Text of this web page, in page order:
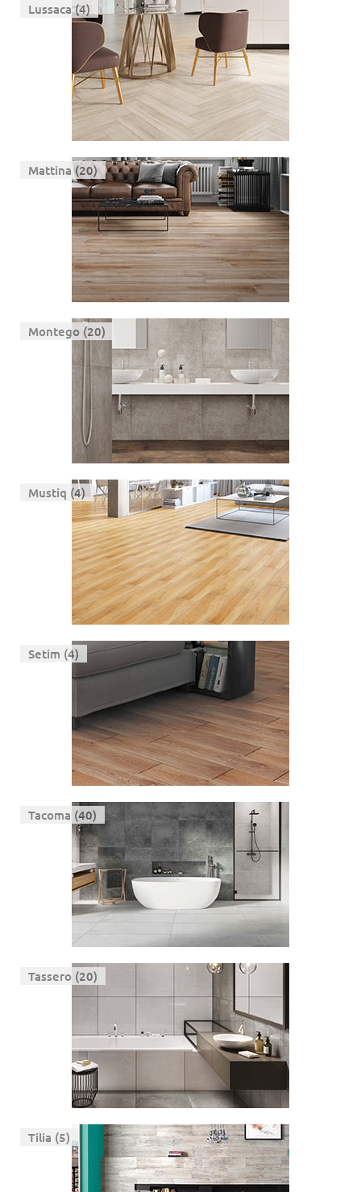
Lussaca (4)
Mattina (20)
Montego (20)
Mustiq (4)
Setim (4)
Tacoma (40)
Tassero (20)
Tilia (5)